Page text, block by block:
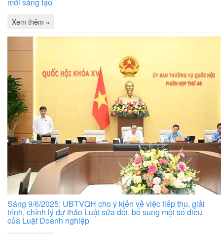
Xem thêm »
Sáng 9/6/2025: UBTVQH cho ý kiến về việc tiếp thu, giải
trình, chỉnh lý dự thảo Luật sửa đổi, bổ sung một số điều
của Luật Doanh nghiệp